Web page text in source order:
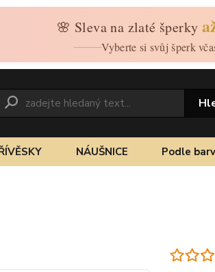
🌸 Sleva na zlaté šperky
Vyberte si svůj šperk
NÁUŠNICE Podle